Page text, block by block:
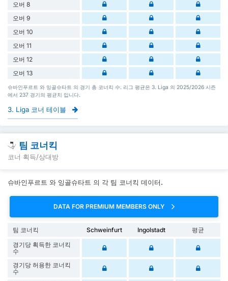
오버 8
오버 9
오버 10
오버 11
오버 12
오버 13
슈바인푸르트 와 잉골슈타트 의 경기 총 코너킥 수. 리그 평균은 3. Liga 의 2025/2026 시즌
에서 237 경기의 평균치 입니다.
3. Liga 코너 테이블
팀 코너킥
코너 획득/상대방
슈바인푸르트 와 잉골슈타트 의 각 팀 코너킥 데이터.
DATA FOR PREMIUM MEMBERS ONLY
팀 코너킥 Schweinfurt Ingolstadt
평균
경기당 획득한 코너킥
수
경기당 허용한 코너킥
수